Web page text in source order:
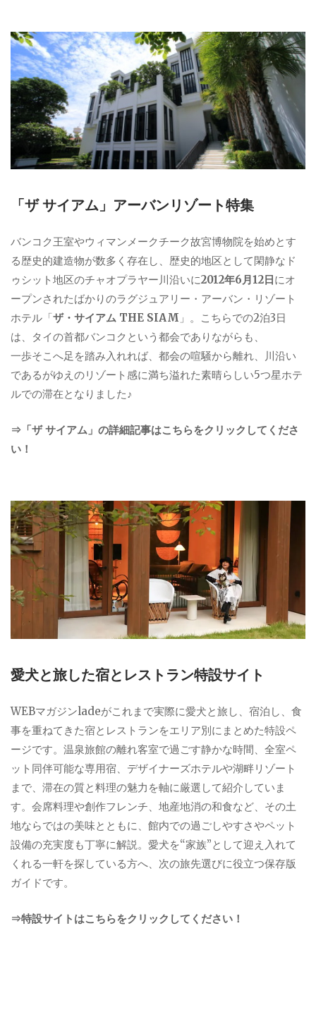
リ
ー
「ザ サイアム」アーバンリゾート特集
バンコク王室やウィマンメークチーク故宮博物院を始めとす
る歴史的建造物が数多く存在し、歴史的地区として閑静なド
ゥシット地区のチャオプラヤー川沿いに2012年6月12日にオ
ープンされたばかりのラグジュアリー・アーバン・リゾート
ホテル「ザ・サイアム THE SIAM 」。こちらでの2泊3日
は、タイの首都バンコクという都会でありながらも、
一歩そこへ足を踏み入れれば、都会の喧騒から離れ、川沿い
であるがゆえのリゾート感に満ち溢れた素晴らしい5つ星ホテ
ルでの滞在となりました♪
⇒「ザ サイアム」の詳細記事はこちらをクリックしてくださ
い！
愛犬と旅した宿とレストラン特設サイト
WEBマガジンladeがこれまで実際に愛犬と旅し、宿泊し、食
事を重ねてきた宿とレストランをエリア別にまとめた特設ペ
ージです。温泉旅館の離れ客室で過ごす静かな時間、全室ペ
ット同伴可能な専用宿、デザイナーズホテルや湖畔リゾート
まで、滞在の質と料理の魅力を軸に厳選して紹介していま
す。会席料理や創作フレンチ、地産地消の和食など、その土
地ならではの美味とともに、館内での過ごしやすさやペット
設備の充実度も丁寧に解説。愛犬を“家族”として迎え入れて
くれる一軒を探している方へ、次の旅先選びに役立つ保存版
ガイドです。
⇒特設サイトはこちらをクリックしてください！